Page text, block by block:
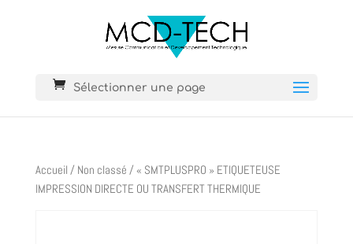
Sélectionner une page
Accueil / Non classé / « SMTPLUSPRO » ETIQUETEUSE
IMPRESSION DIRECTE OU TRANSFERT THERMIQUE